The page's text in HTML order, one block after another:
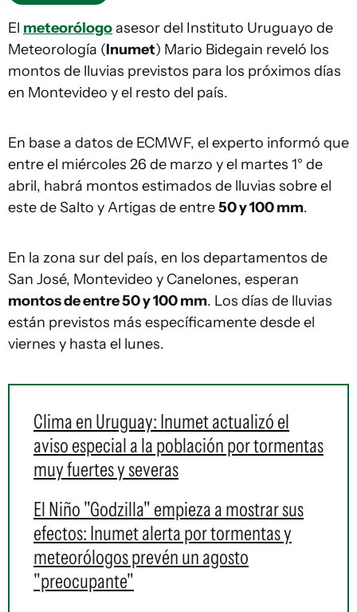
El meteorólogoasesor del Instituto Uruguayo de
Meteorología (Inumet) Mario Bidegain reveló los
montos de lluvias previstos para los próximos días
en Montevideo y el resto del país.
En base a datos de ECMWF, el experto informó que
entre el miércoles 26 de marzo y el martes 1° de
abril, habrá montos estimados de lluvias sobre el
este de Salto y Artigas de entre50 y 100 mm.
En la zona sur del país, en los departamentos de
San José, Montevideo y Canelones, esperan
montos de entre 50 y 100 mm. Los días de lluvias
están previstos más específicamente desde el
viernes y hasta el lunes.
Clima en Uruguay: Inumet actualizó el
aviso especial a la población por tormentas
muy fuertes y severas
El Niño "Godzilla" empieza a mostrar sus
efectos: Inumet alerta por tormentas y
meteorólogos prevén un agosto
"preocupante"